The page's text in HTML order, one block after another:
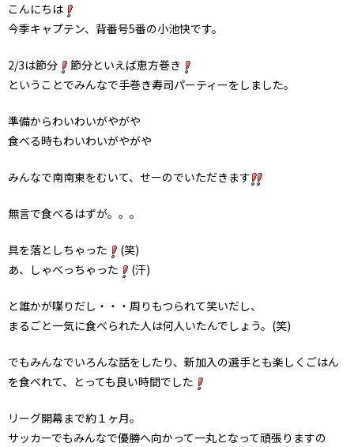
こんにちは
今季キャプテン、背番号5番の小池快です。
2/3は節分
節分といえば恵方巻き
ということでみんなで手巻き寿司パーティーをしました。
準備からわいわいがやがや
食べる時もわいわいがやがや
みんなで南南東をむいて、せーのでいただきます
無言で食べるはずが。。。
具を落としちゃった
(笑)
あ、しゃべっちゃった
(汗)
と誰かが喋りだし・・・周りもつられて笑いだし、
まるごと一気に食べられた人は何人いたんでしょう。(笑)
でもみんなでいろんな話をしたり、新加入の選手とも楽しくごはん
を食べれて、とっても良い時間でした
リーグ開幕まで約１ヶ月。
サッカーでもみんなで優勝へ向かって一丸となって頑張りますの